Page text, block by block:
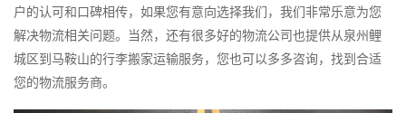
户的认可和口碑相传，如果您有意向选择我们，我们非常乐意为您
解决物流相关问题。当然，还有很多好的物流公司也提供从泉州鲤
城区到马鞍山的行李搬家运输服务，您也可以多多咨询，找到合适
您的物流服务商。